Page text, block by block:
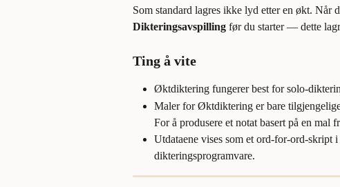
Som standard lagres ikke lyd etter en økt.
Dikteringsavspilling før du starter — dette
Ting å vite
Øktdiktering fungerer best for solo-
Maler for Øktdiktering er bare
For å produsere et notat basert på en mal
Utdataene vises som et ord-for-ord-skript
dikteringsprogramvare.